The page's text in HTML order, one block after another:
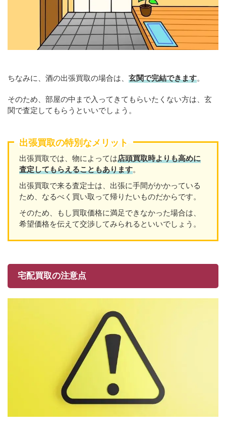
ちなみに、酒の出張買取の場合は、 玄関で完結できます。
そのため、部屋の中まで入ってきてもらいたくない方は、玄
関で査定してもらうといいでしょう。
出張買取の特別なメリット
出張買取では、物によっては店頭買取時よりも高めに
査定してもらえることもあります。
出張買取で来る査定士は、出張に手間がかかっている
ため、なるべく買い取って帰りたいものだからです。
そのため、もし買取価格に満足できなかった場合は、
希望価格を伝えて交渉してみられるといいでしょう。
宅配買取の注意点